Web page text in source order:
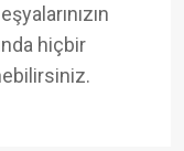
hiçbir